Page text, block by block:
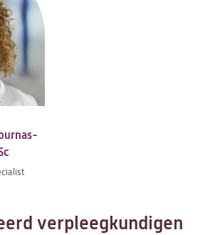
verpleegkundigen